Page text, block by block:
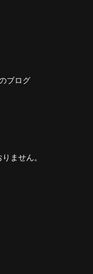
ブログ
ません。